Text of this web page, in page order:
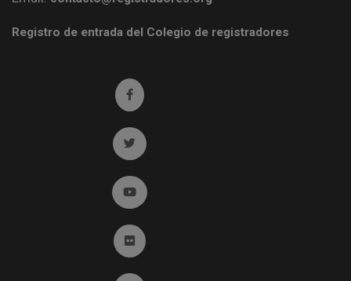
Registro de entrada del Colegio de registradores
Ir a facebook (abre en ventana nueva)
Ir a twitter (abre en ventana nueva)
Ir a YouTube (abre en ventana nueva)
Ir a Flickr (abre en ventana nueva)